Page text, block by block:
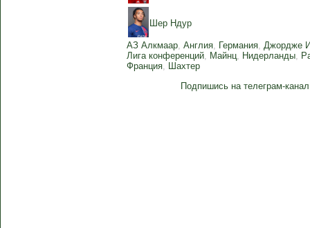
Шер Ндур
АЗ Алкмаар,Англия, Германия,Джордже
Лига конференций, Майнц, Нидерланды,
Франция, Шахтер
Подпишись на телеграм-